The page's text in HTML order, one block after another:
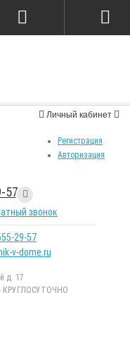
Личный кабинет
Регистрация
Авторизация
57
звонок
29-57
v-dome.ru
д. 17
- КРУГЛОСУТОЧНО